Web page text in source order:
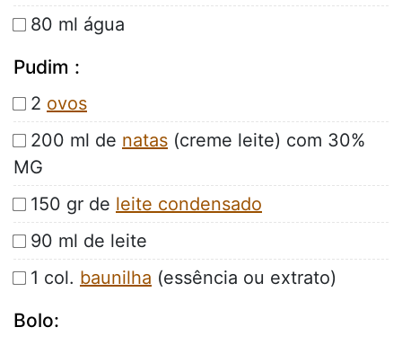
80 ml água
Pudim :
2 ovos
200 ml de natas (creme leite) com 30%
MG
150 gr de leite condensado
90 ml de leite
1 col. baunilha (essência ou extrato)
Bolo: